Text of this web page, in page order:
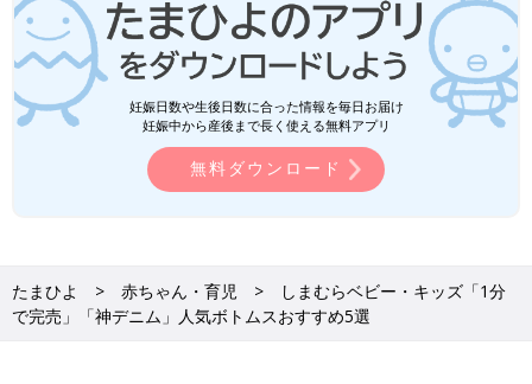
妊娠日数や生後日数に合った情報を毎日お届け
妊娠中から産後まで長く使える無料アプリ
無料ダウンロード
たまひよ 赤ちゃん・育児
しまむらベビー・キッズ「1分
で完売」「神デニム」人気ボトムスおすすめ5選